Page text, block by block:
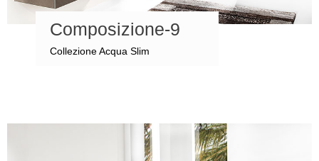
Composizione-9
Collezione Acqua Slim